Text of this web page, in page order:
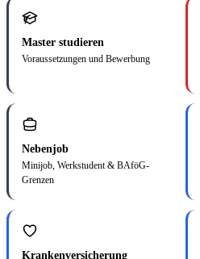
Master studieren
Voraussetzungen und Bewerbung
Nebenjob
Minijob, Werkstudent & BAföG-
Grenzen
Krankenversicherung